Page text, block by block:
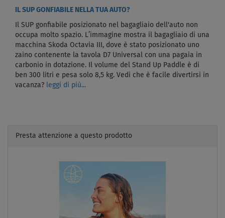
IL SUP GONFIABILE NELLA TUA AUTO?
Il SUP gonfiabile posizionato nel bagagliaio dell'auto non
occupa molto spazio. L’immagine mostra il bagagliaio di una
macchina Skoda Octavia III, dove è stato posizionato uno
zaino contenente la tavola D7 Universal con una pagaia in
carbonio in dotazione. Il volume del Stand Up Paddle è di
ben 300 litri e pesa solo 8,5 kg. Vedi che è facile divertirsi in
vacanza? leggi di più...
Presta attenzione a questo prodotto
FINO A
- 22 %
FINO A
Previous